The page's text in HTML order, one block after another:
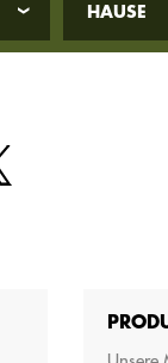
HAUSE